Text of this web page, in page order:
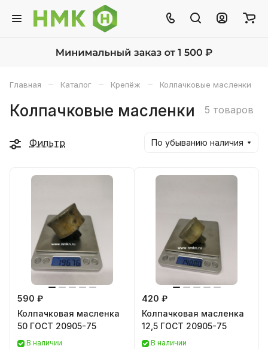
Главная – Каталог – Крепёж – Колпачковые масленки
Колпачковые масленки 5 товаров
Фильтр По убыванию наличия
590 ₽
Колпачковая масленка
50 ГОСТ 20905-75
В наличии
420 ₽
Колпачковая масленка
12,5 ГОСТ 20905-75
В наличии